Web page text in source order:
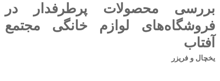
بررسی محصولات پرطرفدار در
فروشگاه‌های لوازم خانگی مجتمع
آفتاب
یخچال و فریزر